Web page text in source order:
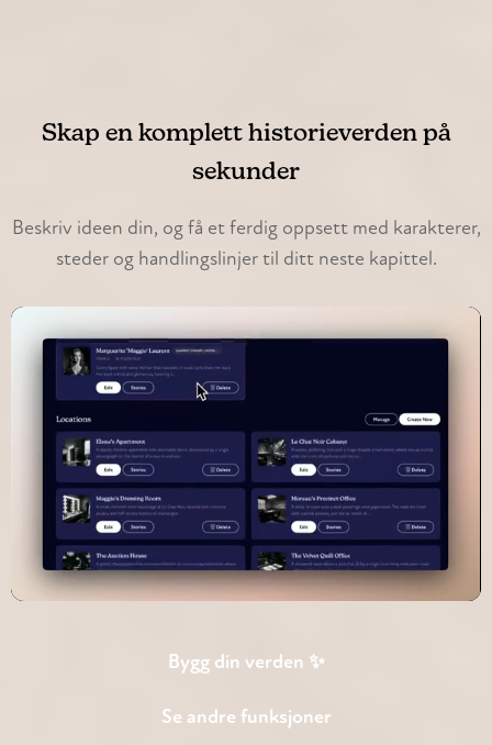
Skap en komplett historieverden på
sekunder
Beskriv ideen din, og få et ferdig oppsett med karakterer,
steder og handlingslinjer til ditt neste kapittel.
Bygg din verden ✨
Se andre funksjoner